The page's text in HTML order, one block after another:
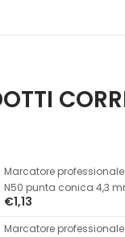
Marcatore
N50 punta conica 4,3
€1,13
Marcatore